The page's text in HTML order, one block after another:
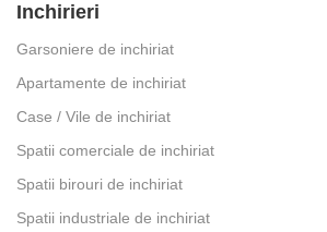
Inchirieri
Garsoniere de inchiriat
Apartamente de inchiriat
Case / Vile de inchiriat
Spatii comerciale de inchiriat
Spatii birouri de inchiriat
Spatii industriale de inchiriat